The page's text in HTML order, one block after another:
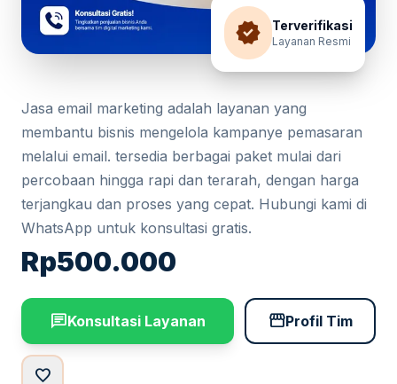
verified Terverifikasi
Layanan Resmi
Jasa email marketing adalah layanan yang
membantu bisnis mengelola kampanye pemasaran
melalui email. tersedia berbagai paket mulai dari
percobaan hingga rapi dan terarah, dengan harga
terjangkau dan proses yang cepat. Hubungi kami di
WhatsApp untuk konsultasi gratis.
Rp500.000
chatKonsultasi Layanan storefrontProfil Tim
favorite